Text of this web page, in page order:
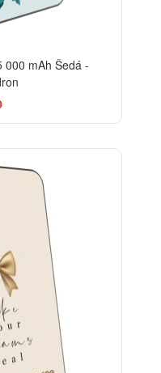
000 mAh Šedá -